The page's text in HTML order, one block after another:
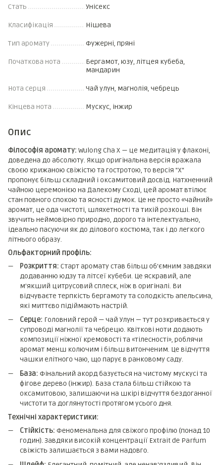
Стать Унісекс
Класифікація Нішева
Тип аромату Фужерні, пряні
Початкова нота
Бергамот, юзу, літцея кубеба,
мандарин
Нота серця Чай улун, магнолія, чебрець
Кінцева нота Мускус, інжир
Опис
Філософія аромату: Wulong Cha X — це медитація у флаконі,
доведена до абсолюту. Якщо оригінальна версія вражала
своєю крижаною свіжістю та гостротою, то версія "X"
пропонує більш складний і оксамитовий досвід. Натхненний
чайною церемонією на Далекому Сході, цей аромат втілює
стан повного спокою та ясності думок. Це не просто «чайний»
аромат, це ода чистоті, шляхетності та тихій розкоші. Він
звучить неймовірно природно, дорого та інтелектуально,
ідеально пасуючи як до ділового костюма, так і до легкого
літнього образу.
Ольфакторний профіль:
Розкриття: Старт аромату став більш об'ємним завдяки
додаванню юдзу та літсеї кубеби. Це яскравий, але
м'якший цитрусовий сплеск, ніж в оригіналі. Ви
відчуваєте терпкість бергамоту та солодкість апельсина,
які миттєво підіймають настрій.
Серце: Головний герой — чай Улун — тут розкривається у
супроводі магнолії та чебрецю. Квіткові ноти додають
композиції ніжної кремовості та «тілесності», роблячи
аромат менш колючим і більш витонченим. Це відчуття
чашки елітного чаю, що парує в ранковому саду.
База: Фінальний акорд базується на чистому мускусі та
фігове дерево (інжир). База стала більш стійкою та
оксамитовою, залишаючи на шкірі відчуття бездоганної
чистоти та доглянутості протягом усього дня.
Технічні характеристики:
Стійкість: Феноменальна для свіжого профілю (понад 10
годин). Завдяки високій концентрації Extrait de Parfum
свіжість залишається з вами надовго.